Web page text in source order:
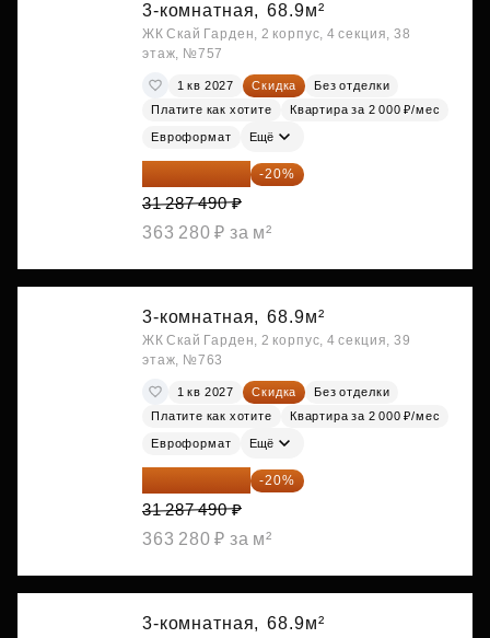
3-комнатная, 68.9м²
ЖК Скай Гарден, 2 корпус, 4 секция, 38
этаж, №757
1 кв 2027 Скидка
Без отделки
Платите как хотите
Квартира за 2 000 ₽/мес
Евроформат Ещё
25 029 992 ₽ -20%
31 287 490 ₽
363 280 ₽ за м²
3-комнатная, 68.9м²
ЖК Скай Гарден, 2 корпус, 4 секция, 39
этаж, №763
1 кв 2027 Скидка
Без отделки
Платите как хотите
Квартира за 2 000 ₽/мес
Евроформат Ещё
25 029 992 ₽ -20%
31 287 490 ₽
363 280 ₽ за м²
3-комнатная, 68.9м²